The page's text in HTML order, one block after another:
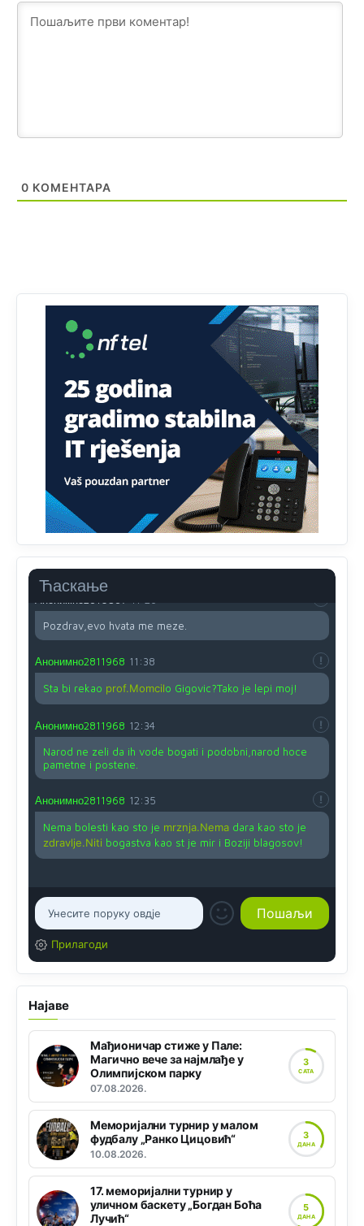
0 КОМЕНТАРА
Ћаскање
Анонимно2808202 јуче 1:38
pusti ih ciganija...pocetkom ovog vjeka,neko rece za
Radovana i Ratka kaki su oni srbi...i poce dalje da
besjedi znam ja dobro sta je bilo u Ag-ci...
Proguglajte
Анонимно2810587 11:21
O kako su cudni lvi ljudi,uzeli bi sve da mogu...a ja srce
svima fajem,radujem se tudjoj sreci.I ko ima i ko nema
na iso ce mjesto leci!
Анонимно2810587
11:24
Pozdrav,evo hvata me meze.
Анонимно2811968 11:38
Sta bi rekao prof.Momcilo Gigovic?Tako je lepi moj!
Анонимно2811968 12:34
Narod ne zeli da ih vode bogati i podobni,narod hoce
pametne i postene.
Анонимно2811968 12:35
Nema bolesti kao sto je mrznja.Nemadara kao sto je
zdravlje.Niti bogastva kao st je mir i Boziji blagosov!
Прилагоди
Најаве
Мађионичар стиже у Пале:
Магично вече за најмлађе у
Олимпијском парку
07.08.2026.
3
САТА
Меморијални турнир у малом
фудбалу „Ранко Цицовић“
10.08.2026.
3
ДАНА
17. меморијални турнир у
уличном баскету „Богдан Боћа
Лучић“
5
ДАНА